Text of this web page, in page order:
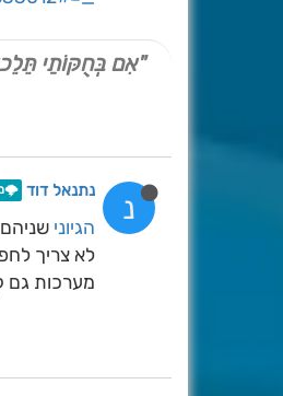
"אִם בְּחֻקּוֹתַי
נ נתנאל דוד
הגיוני
לא צריך
מערכות גם